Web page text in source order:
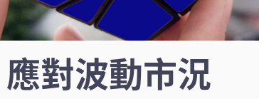
對波動市況